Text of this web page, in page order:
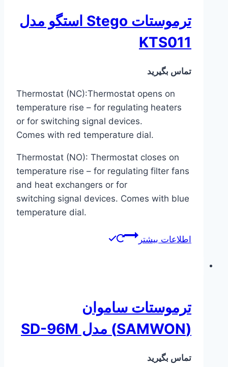
ترموستات Stego استگو مدل
KTS011
تماس بگیرید
Thermostat (NC):Thermostat opens on
temperature rise – for regulating heaters
or for switching signal devices.
Comes with red temperature dial.
Thermostat (NO): Thermostat closes on
temperature rise – for regulating filter fans
and heat exchangers or for
switching signal devices. Comes with blue
temperature dial.
اطلاعات بیشتر
ترموستات ساموان
(SAMWON) مدل SD-96M
تماس بگیرید